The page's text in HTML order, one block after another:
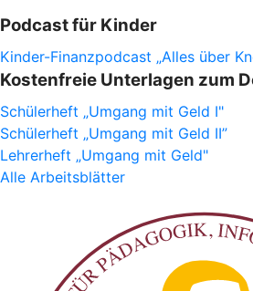
Podcast für Kinder
Kinder-Finanzpodcast „Alles über
Kostenfreie Unterlagen zum
Schülerheft „Umgang mit Geld I"
Schülerheft „Umgang mit Geld II”
Lehrerheft „Umgang mit Geld"
Alle Arbeitsblätter